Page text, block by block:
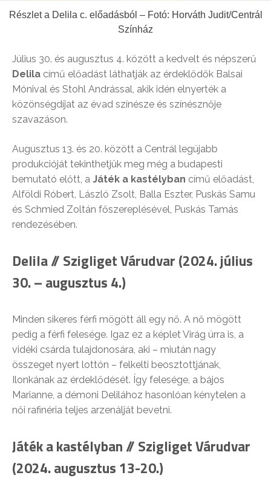
Részlet a Delila c. előadásból – Fotó: Horváth Judit/Centrál
Színház
Július 30. és augusztus 4. között a kedvelt és népszerű
Delila című előadást láthatják az érdeklődők Balsai
Mónival és Stohl Andrással, akik idén elnyerték a
közönségdíjat az évad színésze és színésznője
szavazáson.
Augusztus 13. és 20. között a Centrál legújabb
produkcióját tekinthetjük meg még a budapesti
bemutató előtt, a Játék a kastélyban című előadást,
Alföldi Róbert, László Zsolt, Balla Eszter, Puskás Samu
és Schmied Zoltán főszereplésével, Puskás Tamás
rendezésében.
Delila // Szigliget Várudvar (2024. július
30. – augusztus 4.)
Minden sikeres férfi mögött áll egy nő. A nő mögött
pedig a férfi felesége. Igaz ez a képlet Virág úrra is, a
vidéki csárda tulajdonosára, aki – miután nagy
összeget nyert lottón – felkelti beosztottjának,
Ilonkának az érdeklődését. Így felesége, a bájos
Marianne, a démoni Delilához hasonlóan kénytelen a
női rafinéria teljes arzenálját bevetni.
Játék a kastélyban // Szigliget Várudvar
(2024. augusztus 13-20.)